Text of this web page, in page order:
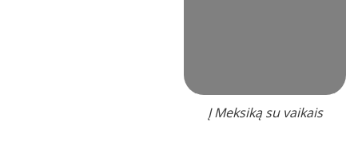
Į Meksiką su vaikais